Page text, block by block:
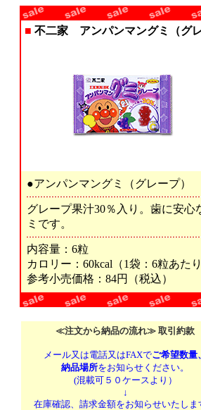
■ 不二家 アンパンマングミ（グ
●アンパンマングミ（グレープ）
グレープ果汁30％入り。歯に安
ミです。
内容量：6粒
カロリー：60kcal（1袋：6粒あた
参考小売価格：84円（税込）
≪注文から納品の流れ≫ 取引約款
メール又は電話又はFAXでご希望数量
納品場所をお知らせください。
(混載可５０ケースより）
↓
在庫確認、請求金額をお知らせいたしま